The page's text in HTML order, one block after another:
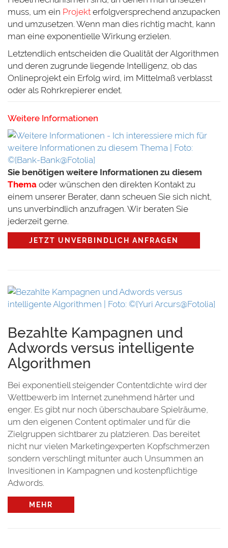
muss, um ein Projekterfolgversprechend anzupacken
und umzusetzen. Wenn man dies richtig macht, kann
man eine exponentielle Wirkung erzielen.
Letztendlich entscheiden die Qualität der Algorithmen
und deren zugrunde liegende Intelligenz, ob das
Onlineprojekt ein Erfolg wird, im Mittelmaß verblasst
oder als Rohrkrepierer endet.
Weitere Informationen
Sie benötigen weitere Informationen zu diesem
Thema oder wünschen den direkten Kontakt zu
einem unserer Berater, dann scheuen Sie sich nicht,
uns unverbindlich anzufragen. Wir beraten Sie
jederzeit gerne.
JETZT UNVERBINDLICH ANFRAGEN
Bezahlte Kampagnen und
Adwords versus intelligente
Algorithmen
Bei exponentiell steigender Contentdichte wird der
Wettbewerb im Internet zunehmend härter und
enger. Es gibt nur noch überschaubare Spielräume,
um den eigenen Content optimaler und für die
Zielgruppen sichtbarer zu platzieren. Das bereitet
nicht nur vielen Marketingexperten Kopfschmerzen
sondern verschlingt mitunter auch Unsummen an
Invesitionen in Kampagnen und kostenpflichtige
Adwords.
MEHR